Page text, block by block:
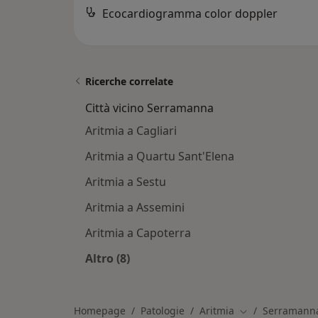
Ecocardiogramma color doppler
Ricerche correlate
Città vicino Serramanna
Aritmia a Cagliari
Aritmia a Quartu Sant'Elena
Aritmia a Sestu
Aritmia a Assemini
Aritmia a Capoterra
Altro (8)
Homepage Patologie Aritmia Cambia città